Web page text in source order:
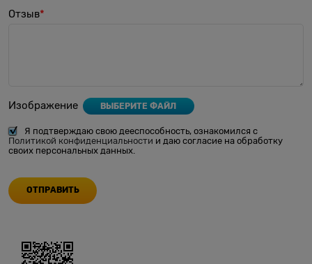
Отзыв
Изображение ВЫБЕРИТЕ ФАЙЛ
Я подтверждаю свою дееспособность, ознакомился с
Политикой конфиденциальности и даю согласие на обработку
своих персональных данных.